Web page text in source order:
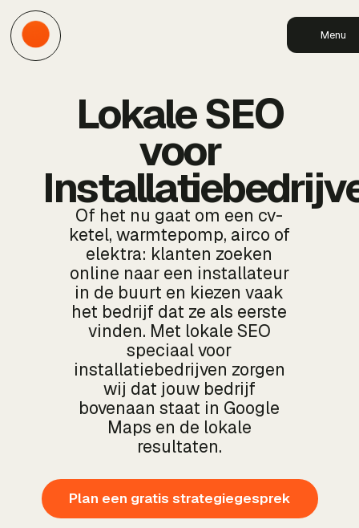
Menu
Lokale SEO
voor
Of het nu gaat om een cv-
ketel, warmtepomp, airco of
elektra: klanten zoeken
online naar een installateur
in de buurt en kiezen vaak
het bedrijf dat ze als eerste
vinden. Met lokale SEO
speciaal voor
installatiebedrijven zorgen
wij dat jouw bedrijf
bovenaan staat in Google
Maps en de lokale
resultaten.
Plan een gratis strategiegesprek